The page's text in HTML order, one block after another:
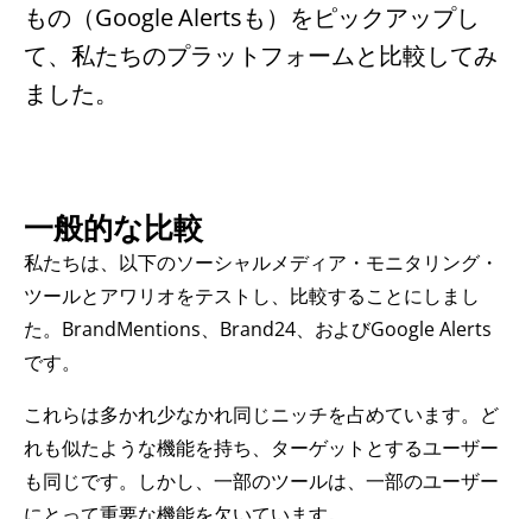
もの（Google Alertsも）をピックアップし
て、私たちのプラットフォームと比較してみ
ました。
一般的な比較
私たちは、以下のソーシャルメディア・モニタリング・
ツールとアワリオをテストし、比較することにしまし
た。BrandMentions、Brand24、およびGoogle Alerts
です。
これらは多かれ少なかれ同じニッチを占めています。ど
れも似たような機能を持ち、ターゲットとするユーザー
も同じです。しかし、一部のツールは、一部のユーザー